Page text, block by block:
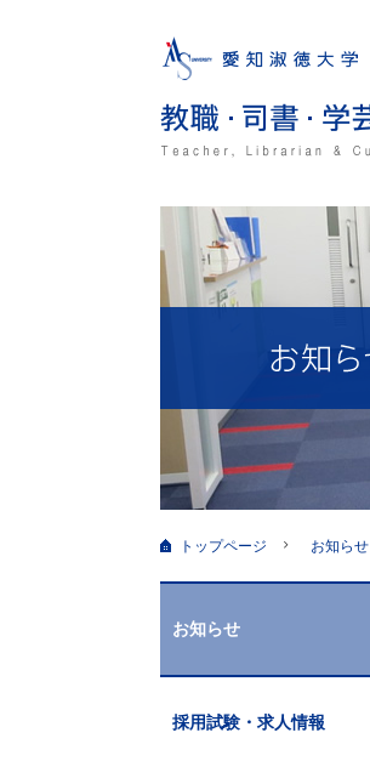
トップページ お知らせ
お知らせ
採用試験・求人情報